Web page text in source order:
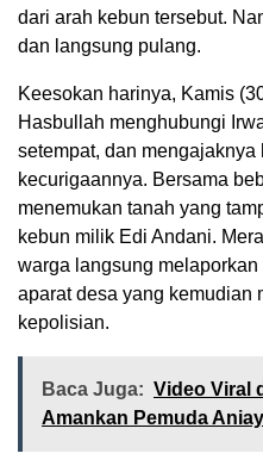
dari arah kebun tersebut.
dan langsung pulang.
Keesokan harinya, Kamis
Hasbullah menghubungi
setempat, dan
kecurigaannya. Bersama
menemukan tanah yang
kebun milik Edi Andani.
warga langsung
aparat desa yang kemudian
kepolisian.
Baca Juga: Video Viral
Amankan Pemuda